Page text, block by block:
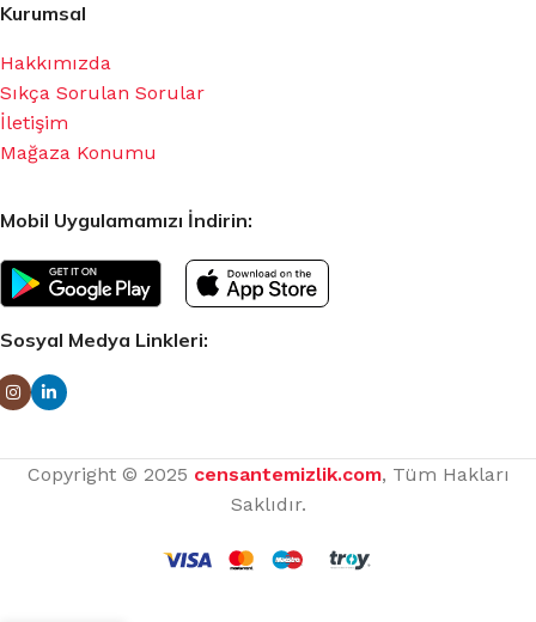
Kurumsal
Hakkımızda
Sıkça Sorulan Sorular
İletişim
Mağaza Konumu
Mobil Uygulamamızı İndirin:
Sosyal Medya Linkleri:
Copyright © 2025 censantemizlik.com, Tüm Hakları
Saklıdır.